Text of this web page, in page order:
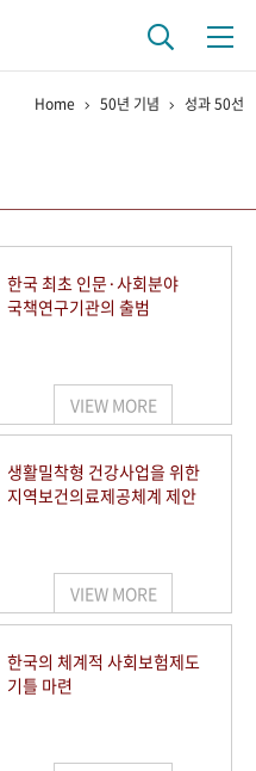
역사
연구자들
정박물 영상 기록물
Home 50년 기념 성과 50선
한국 최초 인문·사회분야
국책연구기관의 출범
VIEW MORE
생활밀착형 건강사업을 위한
지역보건의료제공체계 제안
VIEW MORE
한국의 체계적 사회보험제도
기틀 마련